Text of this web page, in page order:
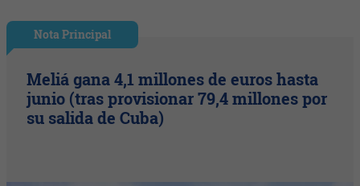
Nota Principal
Meliá gana 4,1 millones de euros hasta
junio (tras provisionar 79,4 millones por
su salida de Cuba)